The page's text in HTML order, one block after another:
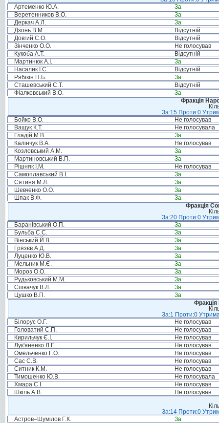
Артеменко Ю.А.
За
Веретенников В.О.
За
Деркач А.Л.
За
Дзонь В.М.
Відсутній
Довгий С.О.
Відсутній
Зінченко О.О.
Не голосував
Кукоба А.Т.
Відсутній
Мартинюк А.І.
За
Насалик І.С.
Відсутній
Рябікін П.Б.
За
Сташевський С.Т.
Відсутній
Фіалковський В.О.
За
Фракція
За:15 Проти:0
Бойко В.О.
Не голосував
Ващук К.Т.
Не голосувала
Гладій М.В.
За
Калінчук В.А.
Не голосував
Козловський А.М.
За
Мартиновський В.П.
За
Рішняк І.М.
Не голосував
Самоплавський В.І.
За
Сятиня М.Л.
За
Шевченко О.О.
За
Шпак В.Ф.
За
Фракція
За:20 Проти:0
Баранівський О.П.
За
Бульба С.С.
За
Вінський Й.В.
За
Грязєв А.Д.
За
Луценко Ю.В.
За
Мельник М.Є.
За
Мороз О.О.
За
Рудьковський М.М.
За
Співачук В.Л.
За
Цушко В.П.
За
За:1 Проти:0
Білорус О.Г.
Не голосував
Головатий С.П.
Не голосував
Кирильчук Є.І.
Не голосував
Лук'яненко Л.Г.
Не голосував
Омельченко Г.О.
Не голосував
Сас С.В.
Не голосував
Ситник К.М.
Не голосував
Тимошенко Ю.В.
Не голосувала
Хмара С.І.
Не голосував
Шкіль А.В.
Не голосував
За:14 Проти:0
Астров–Шумілов Г.К.
За